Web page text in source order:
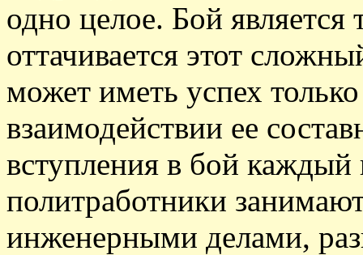
одно целое. Бой
оттачивается этот
может иметь успех
взаимодействии ее
вступления в бой каждый
политработники
инженерными делами,